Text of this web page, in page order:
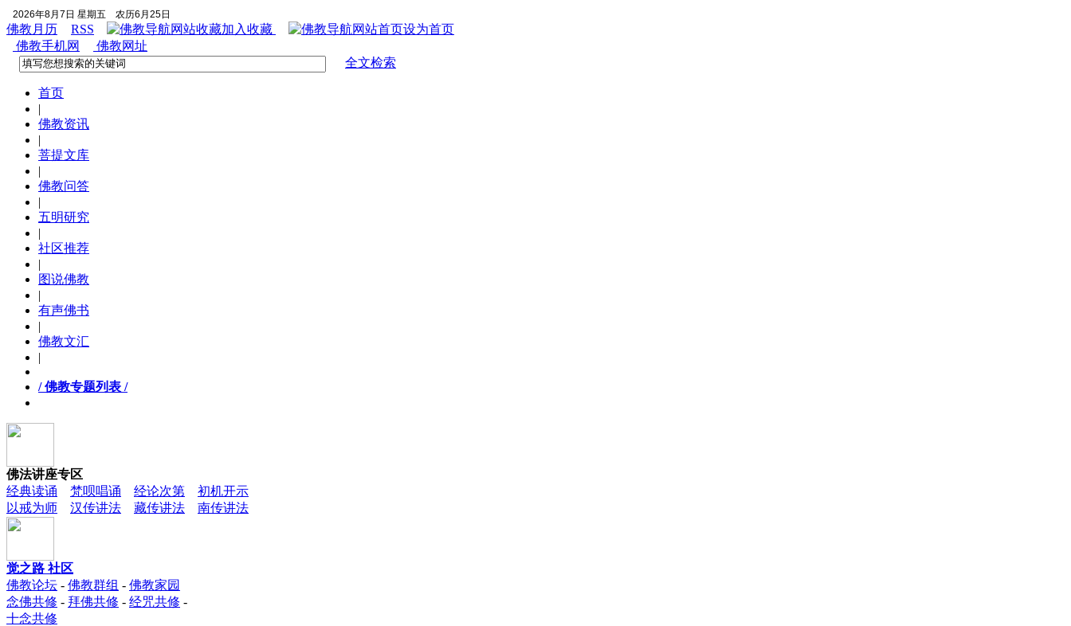
2026年8月7日 星期五 农历6月25日
佛教月历 RSS 加入收藏
设为首页
佛教手机网
佛教网址
全文检索
首页
|
佛教资讯
|
菩提文库
|
佛教问答
|
五明研究
|
社区推荐
|
图说佛教
|
有声佛书
|
佛教文汇
|
/ 佛教专题列表 /
佛法讲座专区
经典读诵
梵呗唱诵 经论次第
初机开示
以戒为师
汉传讲法 藏传讲法 南传讲法
觉之路 社区
佛教论坛 - 佛教群组 - 佛教家园
念佛共修 - 拜佛共修 - 经咒共修 -
十念共修